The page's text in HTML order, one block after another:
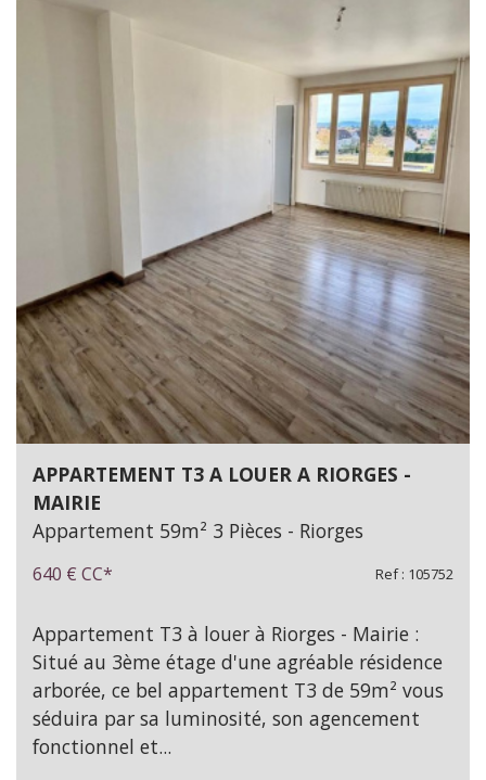
APPARTEMENT T3 A LOUER A RIORGES -
MAIRIE
Appartement 59m² 3 Pièces - Riorges
640 € CC* Ref : 105752
Appartement T3 à louer à Riorges - Mairie :
Situé au 3ème étage d'une agréable résidence
arborée, ce bel appartement T3 de 59m² vous
séduira par sa luminosité, son agencement
fonctionnel et...